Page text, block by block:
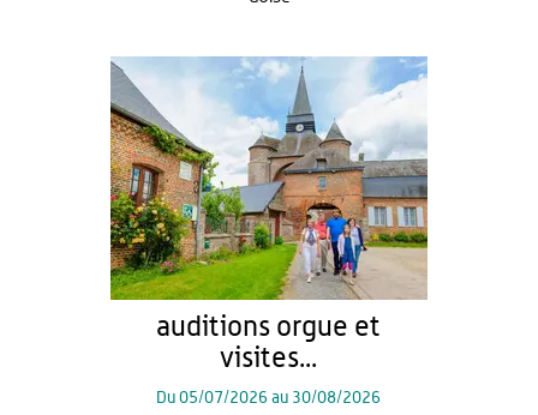
auditions orgue et
visites...
Du05/07/2026 au 30/08/2026